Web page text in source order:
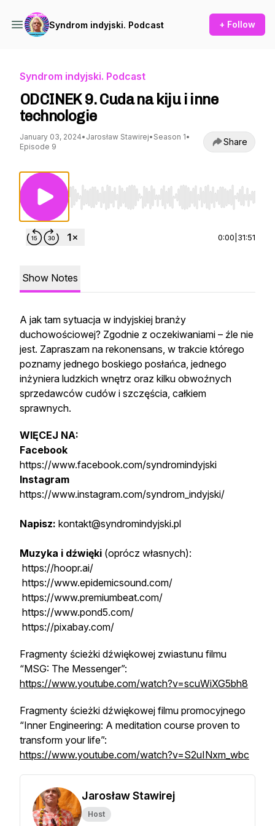
Syndrom indyjski. Podcast + Follow
Syndrom indyjski. Podcast
ODCINEK 9. Cuda na kiju i inne
technologie
January 03, 2024• Jarosław Stawirej• Season 1•
Episode 9
Share
Use Left/Right to seek, Home/End to jump
0:00 31:51
Show Notes
A jak tam sytuacja w indyjskiej branży
duchowościowej? Zgodnie z oczekiwaniami – źle nie
jest. Zapraszam na rekonensans, w trakcie którego
poznamy jednego boskiego posłańca, jednego
inżyniera ludzkich wnętrz oraz kilku obwoźnych
sprzedawców cudów i szczęścia, całkiem
sprawnych.
WIĘCEJ NA:
Facebook
https://www.facebook.com/syndromindyjski
Instagram
https://www.instagram.com/syndrom_indyjski/
Napisz: kontakt@syndromindyjski.pl
Muzyka i dźwięki (oprócz własnych):
https://hoopr.ai/
https://www.epidemicsound.com/
https://www.premiumbeat.com/
https://www.pond5.com/
https://pixabay.com/
Fragmenty ścieżki dźwiękowej zwiastunu filmu
“MSG: The Messenger”:
https://www.youtube.com/watch?v=scuWiXG5bh8
Fragmenty ścieżki dźwiękowej filmu promocyjnego
“Inner Engineering: A meditation course proven to
transform your life”:
https://www.youtube.com/watch?v=S2uINxm_wbc
Jarosław Stawirej
Host